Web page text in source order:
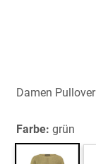
springen
Damen Pullover
Farbe: grün